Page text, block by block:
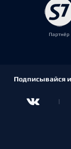
Партнёр
Подписывайся